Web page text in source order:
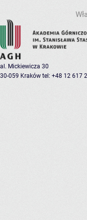
al. Mickiewicza 30
30-059 Kraków tel: +48 12 617